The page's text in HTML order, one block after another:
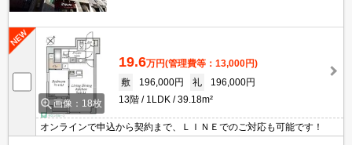
画像：18枚
19.6万円(管理費等：13,000円)
敷
196,000円 礼
196,000円
13階
1LDK 39.18m²
オンラインで申込から契約まで、ＬＩＮＥでのご対応も可能です！